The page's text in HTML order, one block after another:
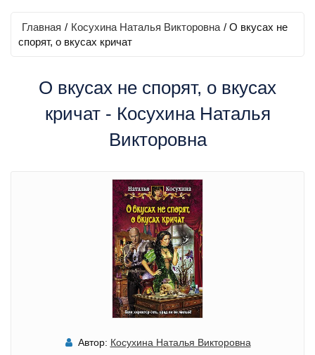
Главная / Косухина Наталья Викторовна / О вкусах не
спорят, о вкусах кричат
О вкусах не спорят, о вкусах
кричат - Косухина Наталья
Викторовна
Автор: Косухина Наталья Викторовна